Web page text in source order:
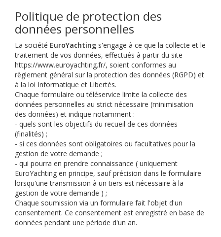
Politique de protection des
données personnelles
La société EuroYachting s'engage à ce que la collecte et le
traitement de vos données, effectués à partir du site
https://www.euroyachting.fr/, soient conformes au
règlement général sur la protection des données (RGPD) et
à la loi Informatique et Libertés.
Chaque formulaire ou téléservice limite la collecte des
données personnelles au strict nécessaire (minimisation
des données) et indique notamment :
- quels sont les objectifs du recueil de ces données
(finalités) ;
- si ces données sont obligatoires ou facultatives pour la
gestion de votre demande ;
- qui pourra en prendre connaissance ( uniquement
EuroYachting en principe, sauf précision dans le formulaire
lorsqu'une transmission à un tiers est nécessaire à la
gestion de votre demande ) ;
Chaque soumission via un formulaire fait l'objet d'un
consentement. Ce consentement est enregistré en base de
données pendant une période d'un an.